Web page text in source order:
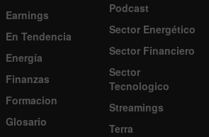
Earnings
En Tendencia
Energía
Finanzas
Formacion
Glosario
Podcast
Sector Energético
Sector Financiero
Sector
Tecnologico
Streamings
Terra